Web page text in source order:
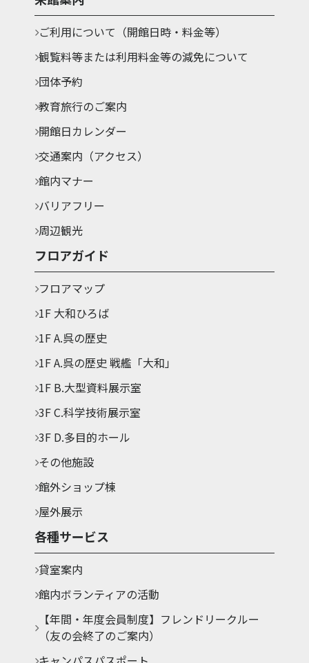
ご利用について（開館日時・料金等）
観覧料等または利用料金等の減免について
団体予約
教育旅行のご案内
開館日カレンダー
交通案内（アクセス）
館内マナー
バリアフリー
周辺観光
フロアガイド
フロアマップ
1F 大和ひろば
1F A.呉の歴史
1F A.呉の歴史 戦艦「大和」
1F B.大型資料展示室
3F C.科学技術展示室
3F D.多目的ホール
その他施設
館外ショップ棟
屋外展示
各種サービス
貸室案内
館内ボランティアの活動
【年間・年度会員制度】フレンドリークルー
（友の会終了のご案内）